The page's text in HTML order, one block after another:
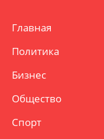
Главная
Политика
Бизнес
Общество
Спорт